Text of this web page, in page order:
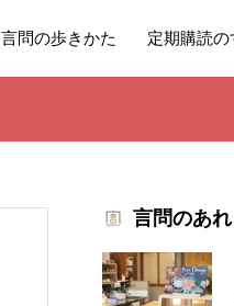
言問の歩きかた 定期購読の
言問のあ